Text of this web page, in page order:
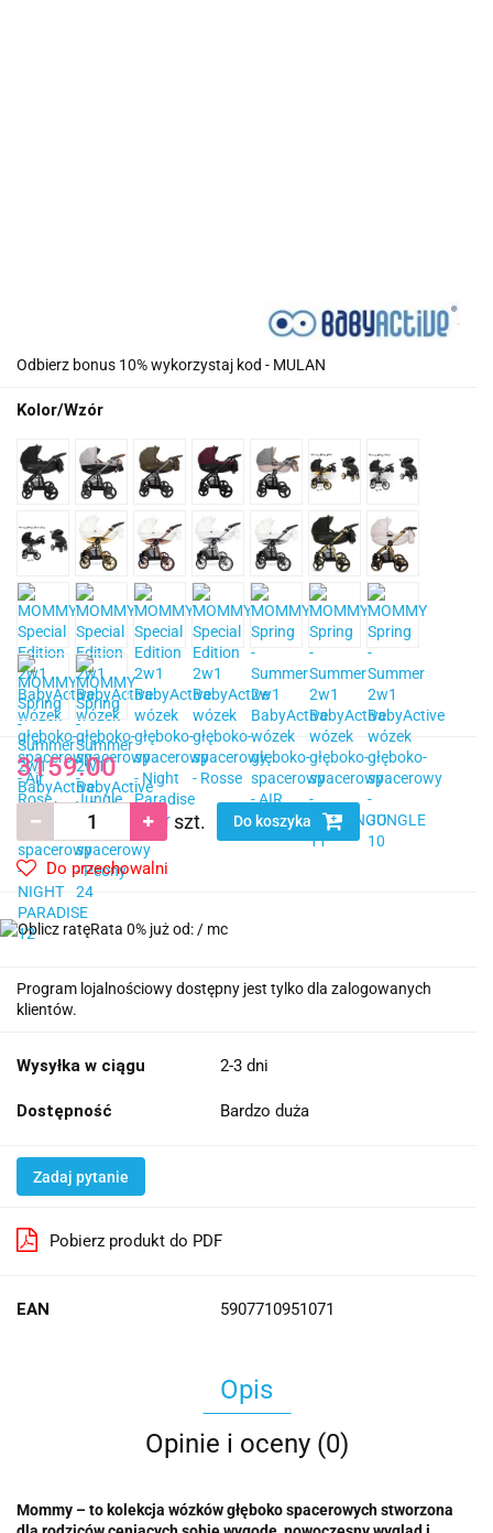
Odbierz bonus 10% wykorzystaj kod - MULAN
Kolor/Wzór
3159.00
szt. Do koszyka
Do przechowalni
Rata 0% już od:/ mc
Program lojalnościowy dostępny jest tylko dla zalogowanych
klientów.
Wysyłka w ciągu 2-3 dni
Dostępność Bardzo duża
Zadaj pytanie
Pobierz produkt do PDF
EAN 5907710951071
Opis
Opinie i oceny (0)
Mommy – to kolekcja wózków głęboko spacerowych stworzona